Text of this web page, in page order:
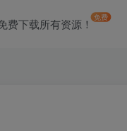
费下载所有资源！免费